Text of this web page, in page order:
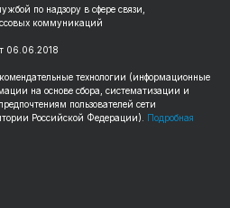
по надзору в сфере связи,
коммуникаций
06.06.2018
технологии (информационные
на основе сбора, систематизации и
пользователей сети
Российской Федерации). Подробная